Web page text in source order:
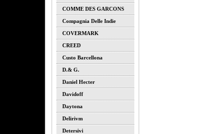
COMME DES GARCONS
Compagnia Delle Indie
COVERMARK
CREED
Custo Barcellona
D.& G.
Daniel Hecter
Davidoff
Daytona
Delirivm
Detersivi